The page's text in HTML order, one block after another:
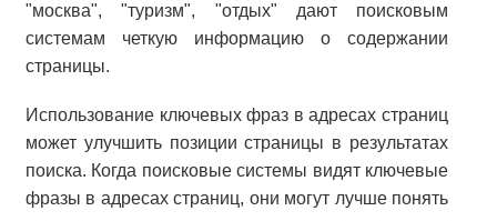
"москва", "туризм", "отдых" дают поисковым
системам четкую информацию о содержании
страницы.
Использование ключевых фраз в адресах страниц
может улучшить позиции страницы в результатах
поиска. Когда поисковые системы видят ключевые
фразы в адресах страниц, они могут лучше понять